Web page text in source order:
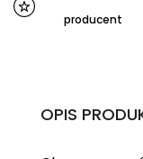
producent
OPIS